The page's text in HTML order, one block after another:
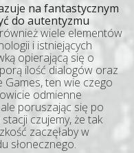
na fantastycznym
do autentyzmu
wiele elementów
i istniejących
opierającą się o
ilość dialogów oraz
Games, ten wie czego
odmienne
poruszając się po
czujemy, że tak
zaczęłaby w
słonecznego.